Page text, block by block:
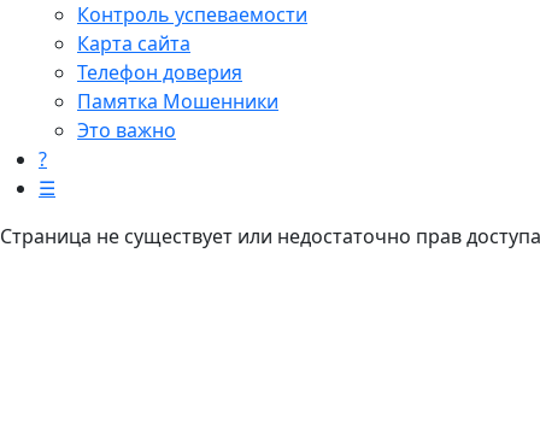
Контроль успеваемости
Карта сайта
Телефон доверия
Памятка Мошенники
Это важно
?
☰
Страница не существует или недостаточно прав доступа